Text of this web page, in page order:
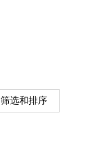
筛选和排序